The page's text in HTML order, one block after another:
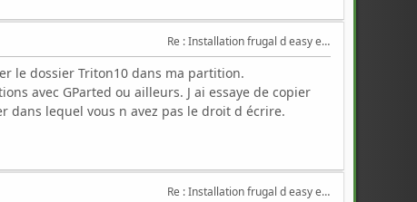
Re : Installation frugal d easy et triton
le dossier Triton10 dans ma partition.
avec GParted ou ailleurs. J ai essaye de copier
dans lequel vous n avez pas le droit d écrire.
Re : Installation frugal d easy et triton